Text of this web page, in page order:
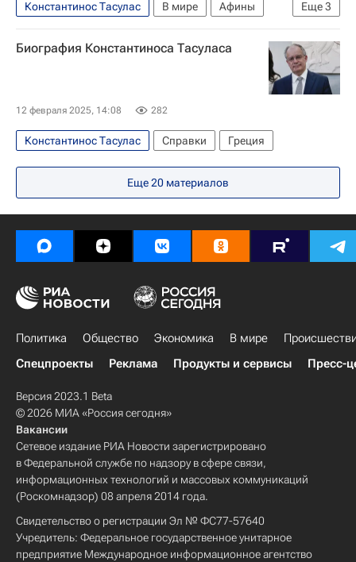
Еще3
Константинос Тасулас В мире
Афины
Греция
Владимир Зеленский
Кириакос Мицотакис
Биография Константиноса Тасуласа
12 февраля 2025, 14:08 282
Константинос Тасулас Справки Греция
Еще20 материалов
Политика Общество Экономика В мире
Спецпроекты
Реклама Продукты и сервисы Пресс-
Версия 2023.1 Beta
© 2026 МИА «Россия сегодня»
Вакансии
Сетевое издание РИА Новости зарегистрировано
в Федеральной службе по надзору в сфере связи,
информационных технологий и массовых коммуникаций
(Роскомнадзор) 08 апреля 2014 года.
Свидетельство о регистрации Эл № ФС77-57640
Учредитель: Федеральное государственное унитарное
предприятие Международное информационное агентство